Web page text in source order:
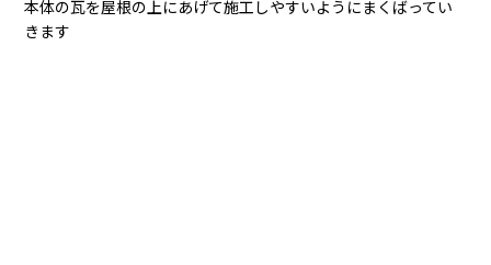
本体の瓦を屋根の上にあげて施工しやすいようにまくばってい
きます